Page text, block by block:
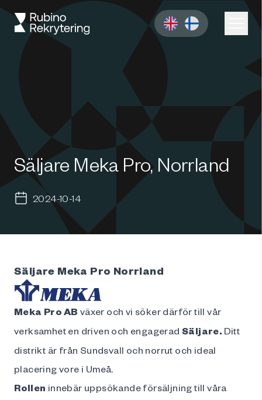
Säljare Meka Pro, Norrland
2024-10-14
Säljare Meka Pro Norrland
Meka Pro AB växer och vi söker därför till vår
verksamhet en driven och engagerad Säljare. Ditt
distrikt är från Sundsvall och norrut och ideal
placering vore i Umeå.
Rollen innebär uppsökande försäljning till våra